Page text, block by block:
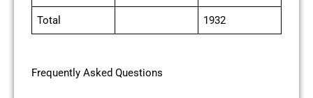
Total 1932
Frequently Asked Questions